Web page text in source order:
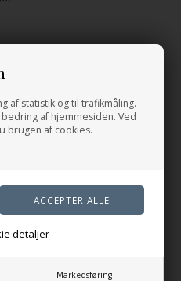
af statistik og til trafikmåling.
af hjemmesiden. Ved
brugen af cookies.
Markedsføring
detaljer
g Kit Couture Wool Cotton